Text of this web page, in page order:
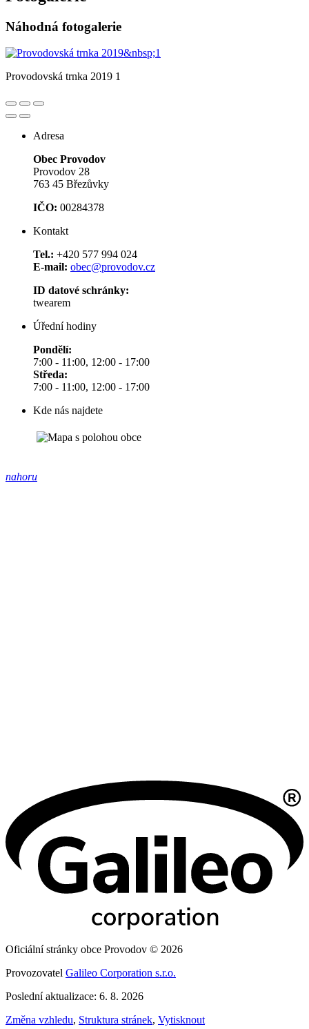
Náhodná fotogalerie
Provodovská trnka 2019 1
Adresa
Obec Provodov
Provodov 28
763 45 Březůvky
IČO: 00284378
Kontakt
Tel.: +420 577 994 024
E-mail: obec@provodov.cz
ID datové schránky:
twearem
Úřední hodiny
Pondělí:
7:00 - 11:00, 12:00 - 17:00
Středa:
7:00 - 11:00, 12:00 - 17:00
Kde nás najdete
nahoru
Oficiální stránky obce Provodov © 2026
Provozovatel Galileo Corporation s.r.o.
Poslední aktualizace: 6. 8. 2026
Změna vzhledu, Struktura stránek, Vytisknout